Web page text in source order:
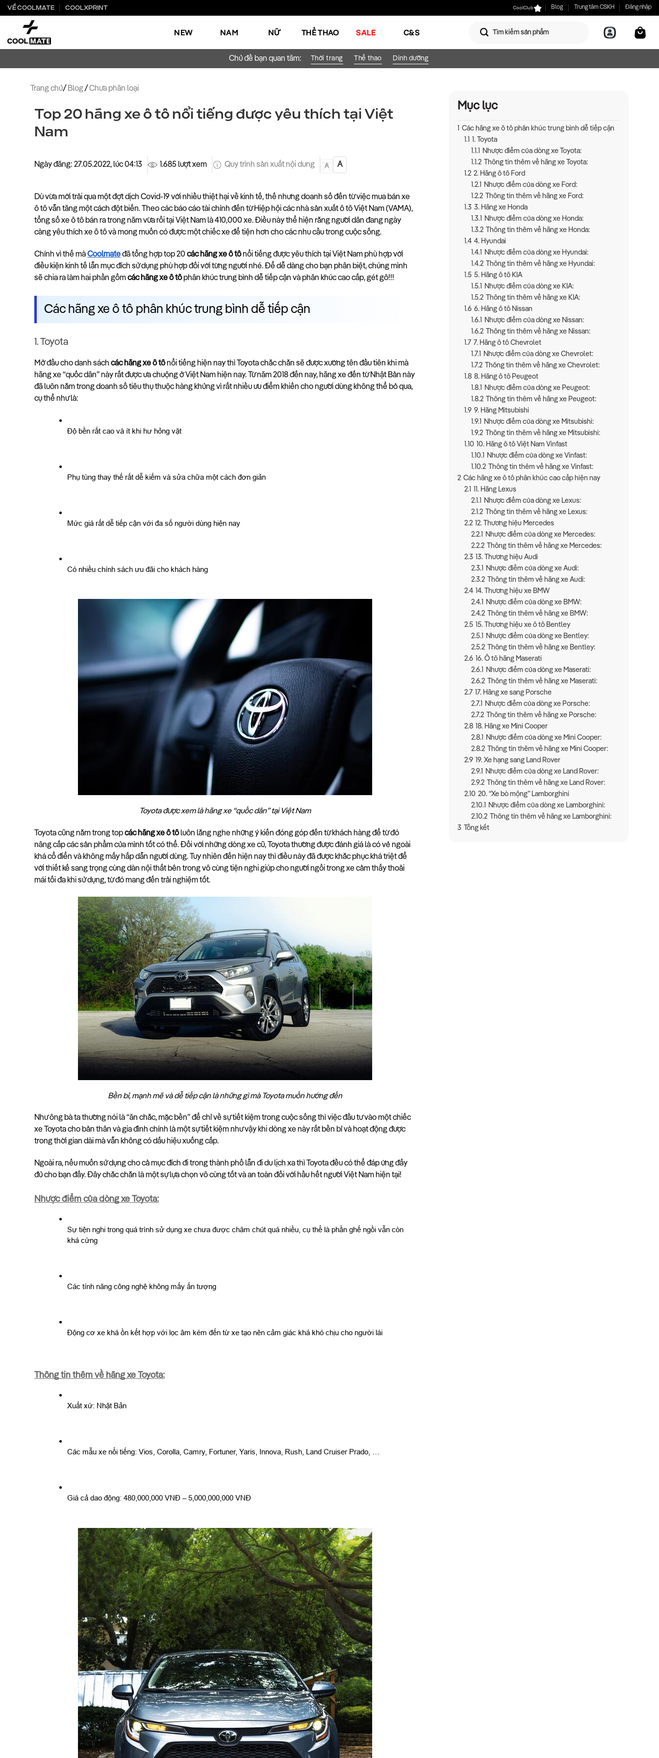
Bỏ
qua
dung
VỀ COOLMATE COOLXPRINT CoolClub Blog Trung tâm CSKH Đăng nhập
NEW NAM NỮ THỂ THAO SALE C&S
Chủ đề bạn quan tâm: Thời trang Thể thao Dinh dưỡng
Trang chủ/ Blog/Chưa phân loại
Top 20 hãng xe ô tô nổi tiếng được yêu thích tại Việt
Nam
Ngày đăng: 27.05.2022, lúc 04:13 1.685 lượt xem Quy trình sản xuất nội dung A A
Dù vừa mới trải qua một đợt dịch Covid-19 với nhiều thiệt hại về kinh tế, thế nhưng doanh số đến từ việc mua bán xe
ô tô vẫn tăng một cách đột biến. Theo các báo cáo tài chính đến từ Hiệp hội các nhà sản xuất ô tô Việt Nam (VAMA),
tổng số xe ô tô bán ra trong năm vừa rồi tại Việt Nam là 410,000 xe. Điều này thể hiện rằng người dân đang ngày
càng yêu thích xe ô tô và mong muốn có được một chiếc xe để tiện hơn cho các nhu cầu trong cuộc sống.
Chính vì thế mà Coolmate đã tổng hợp top 20 các hãng xe ô tô nổi tiếng được yêu thích tại Việt Nam phù hợp với
điều kiện kinh tế lẫn mục đích sử dụng phù hợp đối với từng người nhé. Để dễ dàng cho bạn phân biệt, chúng mình
sẽ chia ra làm hai phần gồm các hãng xe ô tô phân khúc trung bình dễ tiếp cận và phân khúc cao cấp, gét gô!!!
Các hãng xe ô tô phân khúc trung bình dễ tiếp cận
1. Toyota
Mở đầu cho danh sách các hãng xe ô tô nổi tiếng hiện nay thì Toyota chắc chắn sẽ được xướng tên đầu tiên khi mà
hãng xe “quốc dân” này rất được ưa chuộng ở Việt Nam hiện nay. Từ năm 2018 đến nay, hãng xe đến từ Nhật Bản này
đã luôn nằm trong doanh số tiêu thụ thuộc hàng khủng vì rất nhiều ưu điểm khiến cho người dùng không thể bỏ qua,
cụ thể như là:
Độ bền rất cao và ít khi hư hỏng vặt
Phụ tùng thay thế rất dễ kiếm và sửa chữa một cách đơn giản
Mức giá rất dễ tiếp cận với đa số người dùng hiện nay
Có nhiều chính sách ưu đãi cho khách hàng
Toyota được xem là hãng xe “quốc dân” tại Việt Nam
Toyota cũng nằm trong top các hãng xe ô tô luôn lắng nghe những ý kiến đóng góp đến từ khách hàng để từ đó
nâng cấp các sản phẩm của mình tốt có thể. Đối với những dòng xe cũ, Toyota thường được đánh giá là có vẻ ngoài
khá cổ điển và không mấy hấp dẫn người dùng. Tuy nhiên đến hiện nay thì điều này đã được khắc phục khá triệt để
với thiết kế sang trọng cùng dàn nội thất bên trong vô cùng tiện nghi giúp cho người ngồi trong xe cảm thấy thoải
mái tối đa khi sử dụng, từ đó mang đến trải nghiệm tốt.
Bền bỉ, mạnh mẽ và dễ tiếp cận là những gì mà Toyota muốn hướng đến
Như ông bà ta thường nói là “ăn chắc, mặc bền” để chỉ về sự tiết kiệm trong cuộc sống thì việc đầu tư vào một chiếc
xe Toyota cho bản thân và gia đình chính là một sự tiết kiệm như vậy khi dòng xe này rất bền bỉ và hoạt động được
trong thời gian dài mà vẫn không có dấu hiệu xuống cấp.
Ngoài ra, nếu muốn sử dụng cho cả mục đích đi trong thành phố lẫn đi du lịch xa thì Toyota đều có thể đáp ứng đầy
đủ cho bạn đấy. Đây chắc chắn là một sự lựa chọn vô cùng tốt và an toàn đối với hầu hết người Việt Nam hiện tại!
Nhược điểm của dòng xe Toyota:
Sự tiện nghi trong quá trình sử dụng xe chưa được chăm chút quá nhiều, cụ thể là phần ghế ngồi vẫn còn
khá cứng
Các tính năng công nghệ không mấy ấn tượng
Động cơ xe khá ồn kết hợp với lọc âm kém đến từ xe tạo nên cảm giác khá khó chịu cho người lái
Thông tin thêm về hãng xe Toyota:
Xuất xứ: Nhật Bản
Các mẫu xe nổi tiếng: Vios, Corolla, Camry, Fortuner, Yaris, Innova, Rush, Land Cruiser Prado, …
Giá cả dao động: 480,000,000 VNĐ – 5,000,000,000 VNĐ
Mục lục
Các hãng xe ô tô phân khúc trung bình dễ tiếp cận
1.1
1. Toyota
1.1.1
Nhược điểm của dòng xe Toyota:
1.1.2
Thông tin thêm về hãng xe Toyota:
1.2 2. Hãng ô tô Ford
1.2.1
Nhược điểm của dòng xe Ford:
1.2.2
Thông tin thêm về hãng xe Ford:
1.3 3. Hãng xe Honda
1.3.1
Nhược điểm của dòng xe Honda:
1.3.2
Thông tin thêm về hãng xe Honda:
1.4 4. Hyundai
1.4.1
Nhược điểm của dòng xe Hyundai:
1.4.2
Thông tin thêm về hãng xe Hyundai:
1.5 5. Hãng ô tô KIA
1.5.1
Nhược điểm của dòng xe KIA:
1.5.2
Thông tin thêm về hãng xe KIA:
1.6 6. Hãng ô tô Nissan
1.6.1
Nhược điểm của dòng xe Nissan:
1.6.2
Thông tin thêm về hãng xe Nissan:
1.7 7. Hãng ô tô Chevrolet
1.7.1
Nhược điểm của dòng xe Chevrolet:
1.7.2
Thông tin thêm về hãng xe Chevrolet:
1.8 8. Hãng ô tô Peugeot
1.8.1
Nhược điểm của dòng xe Peugeot:
1.8.2
Thông tin thêm về hãng xe Peugeot:
1.9 9. Hãng Mitsubishi
1.9.1
Nhược điểm của dòng xe Mitsubishi:
1.9.2
Thông tin thêm về hãng xe Mitsubishi:
1.10
10. Hãng ô tô Việt Nam Vinfast
1.10.1
Nhược điểm của dòng xe Vinfast:
1.10.2
Thông tin thêm về hãng xe Vinfast:
2 Các hãng xe ô tô phân khúc cao cấp hiện nay
2.1
11. Hãng Lexus
2.1.1
Nhược điểm của dòng xe Lexus:
2.1.2
Thông tin thêm về hãng xe Lexus:
2.2
12. Thương hiệu Mercedes
2.2.1
Nhược điểm của dòng xe Mercedes:
2.2.2
Thông tin thêm về hãng xe Mercedes:
2.3
13. Thương hiệu Audi
2.3.1
Nhược điểm của dòng xe Audi:
2.3.2
Thông tin thêm về hãng xe Audi:
2.4
14. Thương hiệu xe BMW
2.4.1
Nhược điểm của dòng xe BMW:
2.4.2
Thông tin thêm về hãng xe BMW:
2.5
15. Thương hiệu xe ô tô Bentley
2.5.1
Nhược điểm của dòng xe Bentley:
2.5.2
Thông tin thêm về hãng xe Bentley:
2.6
16. Ô tô hãng Maserati
2.6.1
Nhược điểm của dòng xe Maserati:
2.6.2
Thông tin thêm về hãng xe Maserati:
2.7
17. Hãng xe sang Porsche
2.7.1
Nhược điểm của dòng xe Porsche:
2.7.2
Thông tin thêm về hãng xe Porsche:
2.8
18. Hãng xe Mini Cooper
2.8.1
Nhược điểm của dòng xe Mini Cooper:
2.8.2
Thông tin thêm về hãng xe Mini Cooper:
2.9
19. Xe hạng sang Land Rover
2.9.1
Nhược điểm của dòng xe Land Rover:
2.9.2
Thông tin thêm về hãng xe Land Rover:
2.10 20. “Xe bò mộng” Lamborghini
2.10.1
Nhược điểm của dòng xe Lamborghini:
2.10.2
Thông tin thêm về hãng xe Lamborghini:
3
Tổng kết